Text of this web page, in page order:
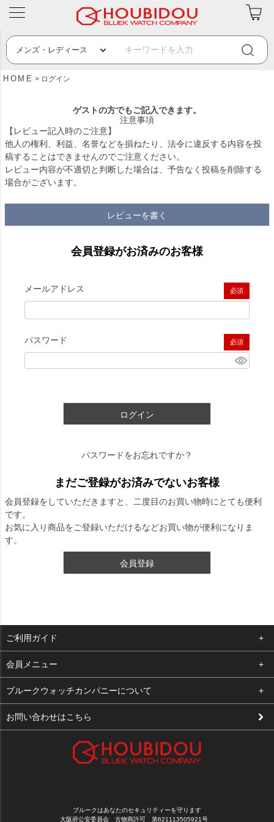
HOME ログイン
ゲストの方でもご記入できます。
注意事項
【レビュー記入時のご注意】
他人の権利、利益、名誉などを損ねたり、法令に違反する内容を投
稿することはできませんのでご注意ください。
レビュー内容が不適切と判断した場合は、予告なく投稿を削除する
場合がございます。
レビューを書く
会員登録がお済みのお客様
メールアドレス
(必須)
パスワード
(必須)
ログイン
パスワードをお忘れですか？
まだご登録がお済みでないお客様
会員登録をしていただきますと、二度目のお買い物時にとても便利
です。
お気に入り商品をご登録いただけるなどお買い物が便利になりま
す。
会員登録
ご利用ガイド
よくある質問
支払い・送料
修理依頼
会員メニュー
ログイン
お気に入り
ブルークウォッチカンパニーについて
会社概要
お問い合わせはこちら
ブルークはあなたのセキュリティーを守ります
大阪府公安委員会 古物商許可 第621113505921号